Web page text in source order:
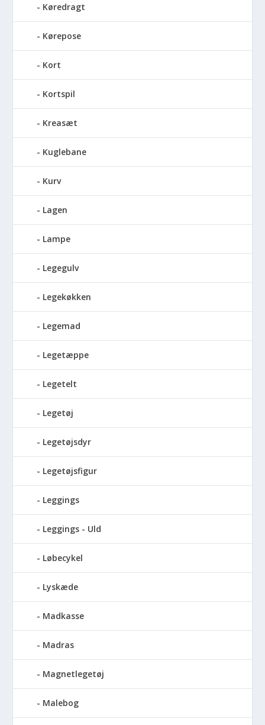
Køredragt
Kørepose
Kort
Kortspil
Kreasæt
Kuglebane
Kurv
Lagen
Lampe
Legegulv
Legekøkken
Legemad
Legetæppe
Legetelt
Legetøj
Legetøjsdyr
Legetøjsfigur
Leggings
Leggings - Uld
Løbecykel
Lyskæde
Madkasse
Madras
Magnetlegetøj
Malebog